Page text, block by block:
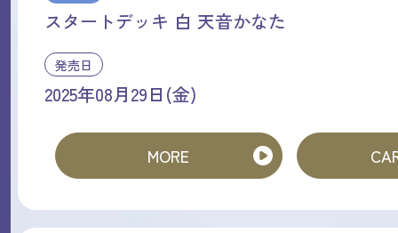
スタートデッキ 白 天音かなた
発売日
2025年08月29日(金)
MORE